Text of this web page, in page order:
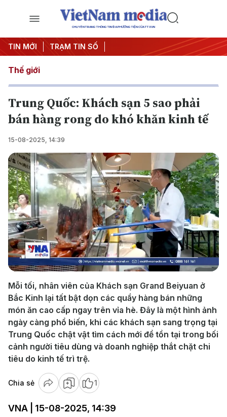
CHUYÊN TRANG THÔNG TIN ĐA PHƯƠNG TIỆN CỦA TTXVN
TIN MỚI TRẠM TIN SỐ
Thế giới
Trung Quốc: Khách sạn 5 sao phải
bán hàng rong do khó khăn kinh tế
15-08-2025, 14:39
Play
Video
Mỗi tối, nhân viên của Khách sạn Grand Beiyuan ở
Bắc Kinh lại tất bật dọn các quầy hàng bán những
món ăn cao cấp ngay trên vỉa hè. Đây là một hình ảnh
ngày càng phổ biến, khi các khách sạn sang trọng tại
Trung Quốc chật vật tìm cách mới để tồn tại trong bối
cảnh người tiêu dùng và doanh nghiệp thắt chặt chi
tiêu do kinh tế trì trệ.
Chia sẻ 1
VNA | 15-08-2025, 14:39